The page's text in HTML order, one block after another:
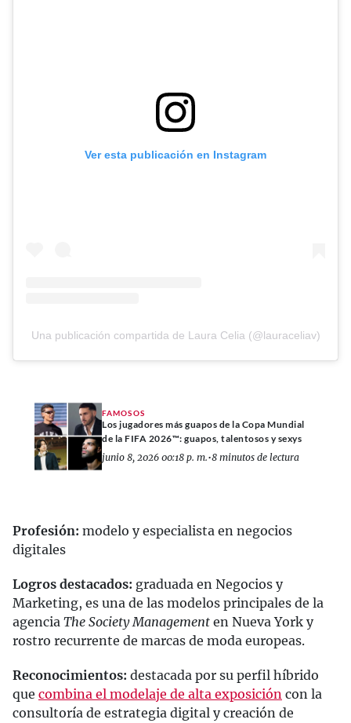
Ver esta publicación en Instagram
Una publicación compartida de Laura Celia (@lauraceliav)
FAMOSOS
Los jugadores más guapos de la Copa Mundial
de la FIFA 2026™: guapos, talentosos y sexys
junio 8, 2026 00:18 p. m.•8 minutos de lectura
Profesión: modelo y especialista en negocios
digitales
Logros destacados: graduada en Negocios y
Marketing, es una de las modelos principales de la
agencia The Society Management en Nueva York y
rostro recurrente de marcas de moda europeas.
Reconocimientos: destacada por su perfil híbrido
que combina el modelaje de alta exposición con la
consultoría de estrategia digital y creación de